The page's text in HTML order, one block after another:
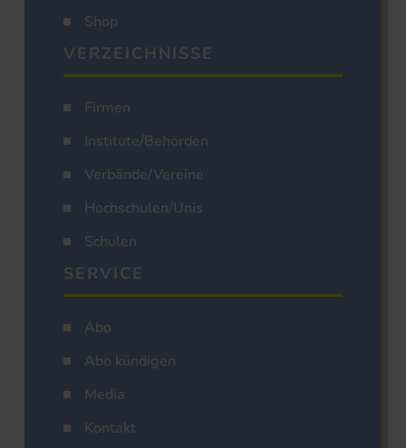
Shop
VERZEICHNISSE
Firmen
Institute/Behörden
Verbände/Vereine
Hochschulen/Unis
Schulen
SERVICE
Abo
Abo kündigen
Media
Kontakt